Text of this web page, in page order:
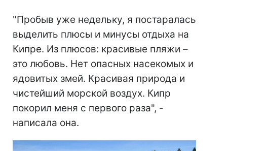
"Пробыв уже недельку, я постаралась
выделить плюсы и минусы отдыха на
Кипре. Из плюсов: красивые пляжи –
это любовь. Нет опасных насекомых и
ядовитых змей. Красивая природа и
чистейший морской воздух. Кипр
покорил меня с первого раза", -
написала она.